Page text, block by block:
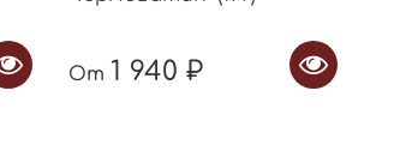
От 1 940 ₽